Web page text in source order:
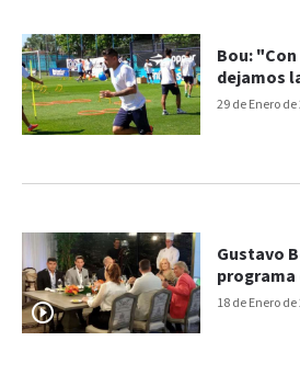
29 de Enero de
Bou:
dejamos
18 de Enero de
Gustavo
programa